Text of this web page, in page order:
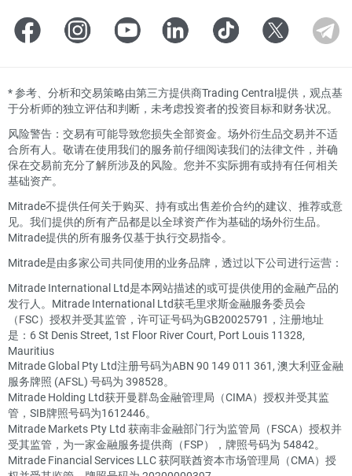
*参考、分析和交易策略由第三方提供商Trading Central提供，观点基
于分析师的独立评估和判断，未考虑投资者的投资目标和财务状况。
风险警告：交易有可能导致您损失全部资金。场外衍生品交易并不适
合所有人。敬请在使用我们的服务前仔细阅读我们的法律文件，并确
保在交易前充分了解所涉及的风险。您并不实际拥有或持有任何相关
基础资产。
Mitrade不提供任何关于购买、持有或出售差价合约的建议、推荐或意
见。我们提供的所有产品都是以全球资产作为基础的场外衍生品。
Mitrade提供的所有服务仅基于执行交易指令。
Mitrade是由多家公司共同使用的业务品牌，透过以下公司进行运营：
Mitrade International Ltd是本网站描述的或可提供使用的金融产品的
发行人。Mitrade International Ltd获毛里求斯金融服务委员会
（FSC）授权并受其监管，许可证号码为GB20025791，注册地址
是：6 St Denis Street, 1st Floor River Court, Port Louis 11328,
Mauritius
Mitrade Global Pty Ltd注册号码为ABN 90 149 011 361, 澳大利亚金融
服务牌照 (AFSL) 号码为 398528。
Mitrade Holding Ltd获开曼群岛金融管理局（CIMA）授权并受其监
管，SIB牌照号码为1612446。
Mitrade Markets Pty Ltd 获南非金融部门行为监管局（FSCA）授权并
受其监管，为一家金融服务提供商（FSP），牌照号码为 54842。
Mitrade Financial Services LLC 获阿联酋资本市场管理局（CMA）授